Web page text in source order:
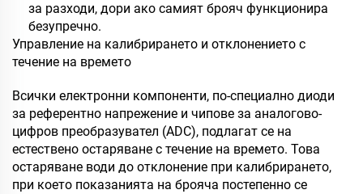
за разходи, дори ако самият брояч функционира
безупречно.
Управление на калибрирането и отклонението с
течение на времето
Всички електронни компоненти, по-специално диоди
за референтно напрежение и чипове за аналогово-
цифров преобразувател (ADC), подлагат се на
естествено остаряване с течение на времето. Това
остаряване води до отклонение при калибрирането,
при което показанията на брояча постепенно се